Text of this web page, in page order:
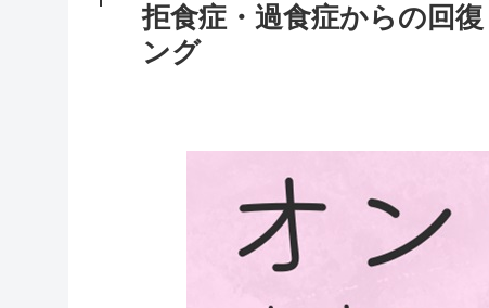
拒食症・過食症からの回
ング